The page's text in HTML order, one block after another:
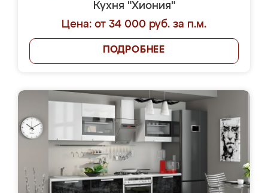
Кухня "Хиония"
Цена: от 34 000 руб. за п.м.
ПОДРОБНЕЕ